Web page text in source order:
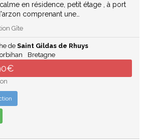
en résidence, petit étage , à port
comprenant une…
Gîte
de Saint Gildas de Rhuys
Bretagne